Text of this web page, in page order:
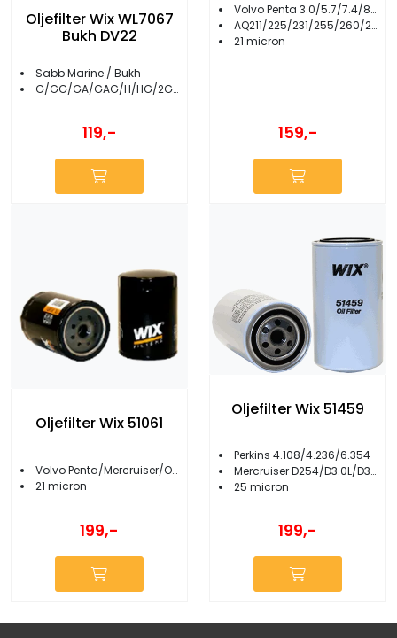
Oljefilter Wix WL7067
Bukh DV22
Sabb Marine / Bukh
G/GG/GA/GAG/H/HG/2G/2GRG/2H/2HG/2J/2JGR
119,-
Volvo Penta 3.0/5.7/7.4/8.2
AQ211/225/231/255/260/271/280/290
21 micron
159,-
Oljefilter Wix 51061
Volvo Penta/Mercruiser/OMC/Yamaha
21 micron
199,-
Oljefilter Wix 51459
Perkins 4.108/4.236/6.354
Mercruiser D254/D3.0L/D3.6L/D4.2L
25 micron
199,-